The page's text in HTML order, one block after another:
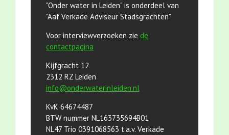
"Onder water in Leiden" is onderdeel van
"Aaf Verkade Adviseur Stadsgrachten"
Voor interviewverzoeken zie de
contactpagina
Kijfgracht 12
2312 RZ Leiden
info@onderwaterinleiden.nl
KvK 64674487
BTW nummer NL163735694B01
NL47 Trio 0391068563 t.a.v. Verkade